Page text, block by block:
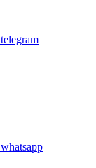
telegram
whatsapp